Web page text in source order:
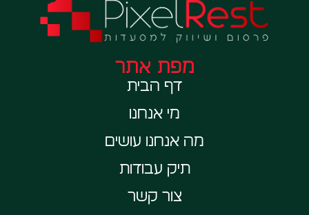
מפת אתר
דף הבית
מי אנחנו
מה אנחנו עושים
תיק עבודות
צור קשר